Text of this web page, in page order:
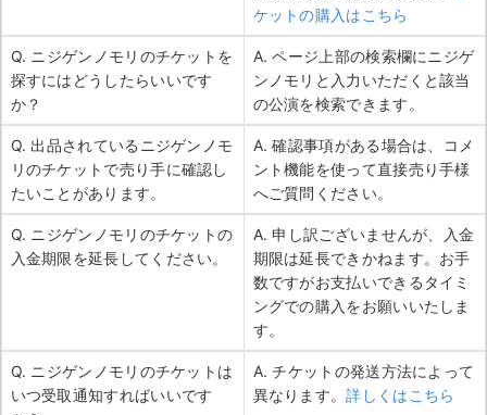
ケットの購入はこちら
Q. ニジゲンノモリのチケットを
探すにはどうしたらいいです
か？
A. ページ上部の検索欄にニジゲ
ンノモリと入力いただくと該当
の公演を検索できます。
Q. 出品されているニジゲンノモ
リのチケットで売り手に確認し
たいことがあります。
A. 確認事項がある場合は、コメ
ント機能を使って直接売り手様
へご質問ください。
Q. ニジゲンノモリのチケットの
入金期限を延長してください。
A. 申し訳ございませんが、入金
期限は延長できかねます。お手
数ですがお支払いできるタイミ
ングでの購入をお願いいたしま
す。
Q. ニジゲンノモリのチケットは
いつ受取通知すればいいです
A. チケットの発送方法によって
異なります。詳しくはこちら